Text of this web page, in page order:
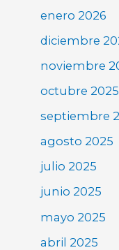
enero 2026
diciembre
noviembre
octubre 2025
septiembre
agosto 2025
julio 2025
junio 2025
mayo 2025
abril 2025